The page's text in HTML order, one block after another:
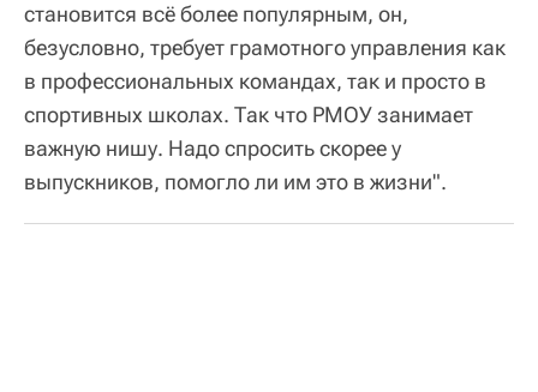
становится всё более популярным, он,
безусловно, требует грамотного управления как
в профессиональных командах, так и просто в
спортивных школах. Так что РМОУ занимает
важную нишу. Надо спросить скорее у
выпускников, помогло ли им это в жизни".